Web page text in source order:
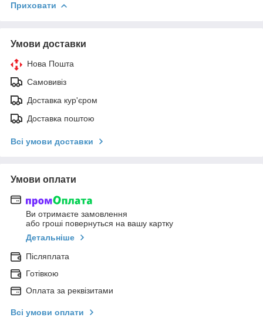
Приховати
Умови доставки
Нова Пошта
Самовивіз
Доставка кур'єром
Доставка поштою
Всі умови доставки
Умови оплати
Ви отримаєте замовлення
або гроші повернуться на вашу картку
Детальніше
Післяплата
Готівкою
Оплата за реквізитами
Всі умови оплати